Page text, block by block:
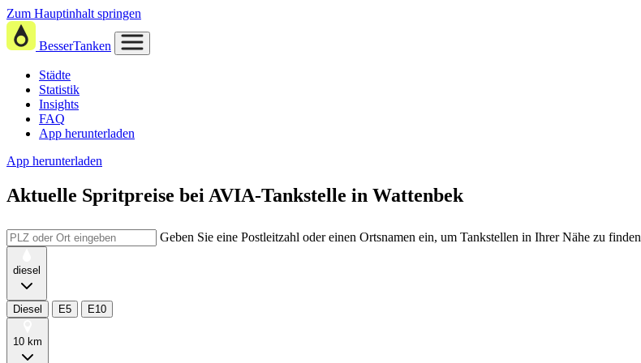
Zum Hauptinhalt springen
BesserTanken
Städte
Statistik
Insights
FAQ
App herunterladen
App herunterladen
Aktuelle Spritpreise bei AVIA-Tankstelle in Wattenbek
Geben Sie eine Postleitzahl oder einen Ortsnamen ein, um Tankstellen in Ihrer Nähe zu finden
diesel
Diesel E5 E10
10 km